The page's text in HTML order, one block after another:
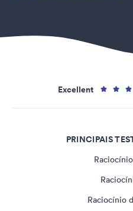
Excellent
PRINCIPAIS
Raciocínio